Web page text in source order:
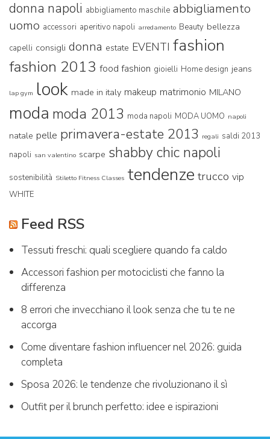
donna napoli abbigliamento maschile abbigliamento
uomo accessori aperitivo napoli arredamento Beauty bellezza
capelli consigli donna estate EVENTI fashion
fashion 2013 food fashion gioielli Home design jeans
lap gym look made in italy makeup matrimonio MILANO
moda moda 2013 moda napoli MODA UOMO napoli
natale pelle primavera-estate 2013 regali saldi 2013
napoli san valentino scarpe shabby chic napoli
sostenibilità Stiletto Fitness Classes tendenze trucco vip
WHITE
Feed RSS
Tessuti freschi: quali scegliere quando fa caldo
Accessori fashion per motociclisti che fanno la
differenza
8 errori che invecchiano il look senza che tu te ne
accorga
Come diventare fashion influencer nel 2026: guida
completa
Sposa 2026: le tendenze che rivoluzionano il sì
Outfit per il brunch perfetto: idee e ispirazioni